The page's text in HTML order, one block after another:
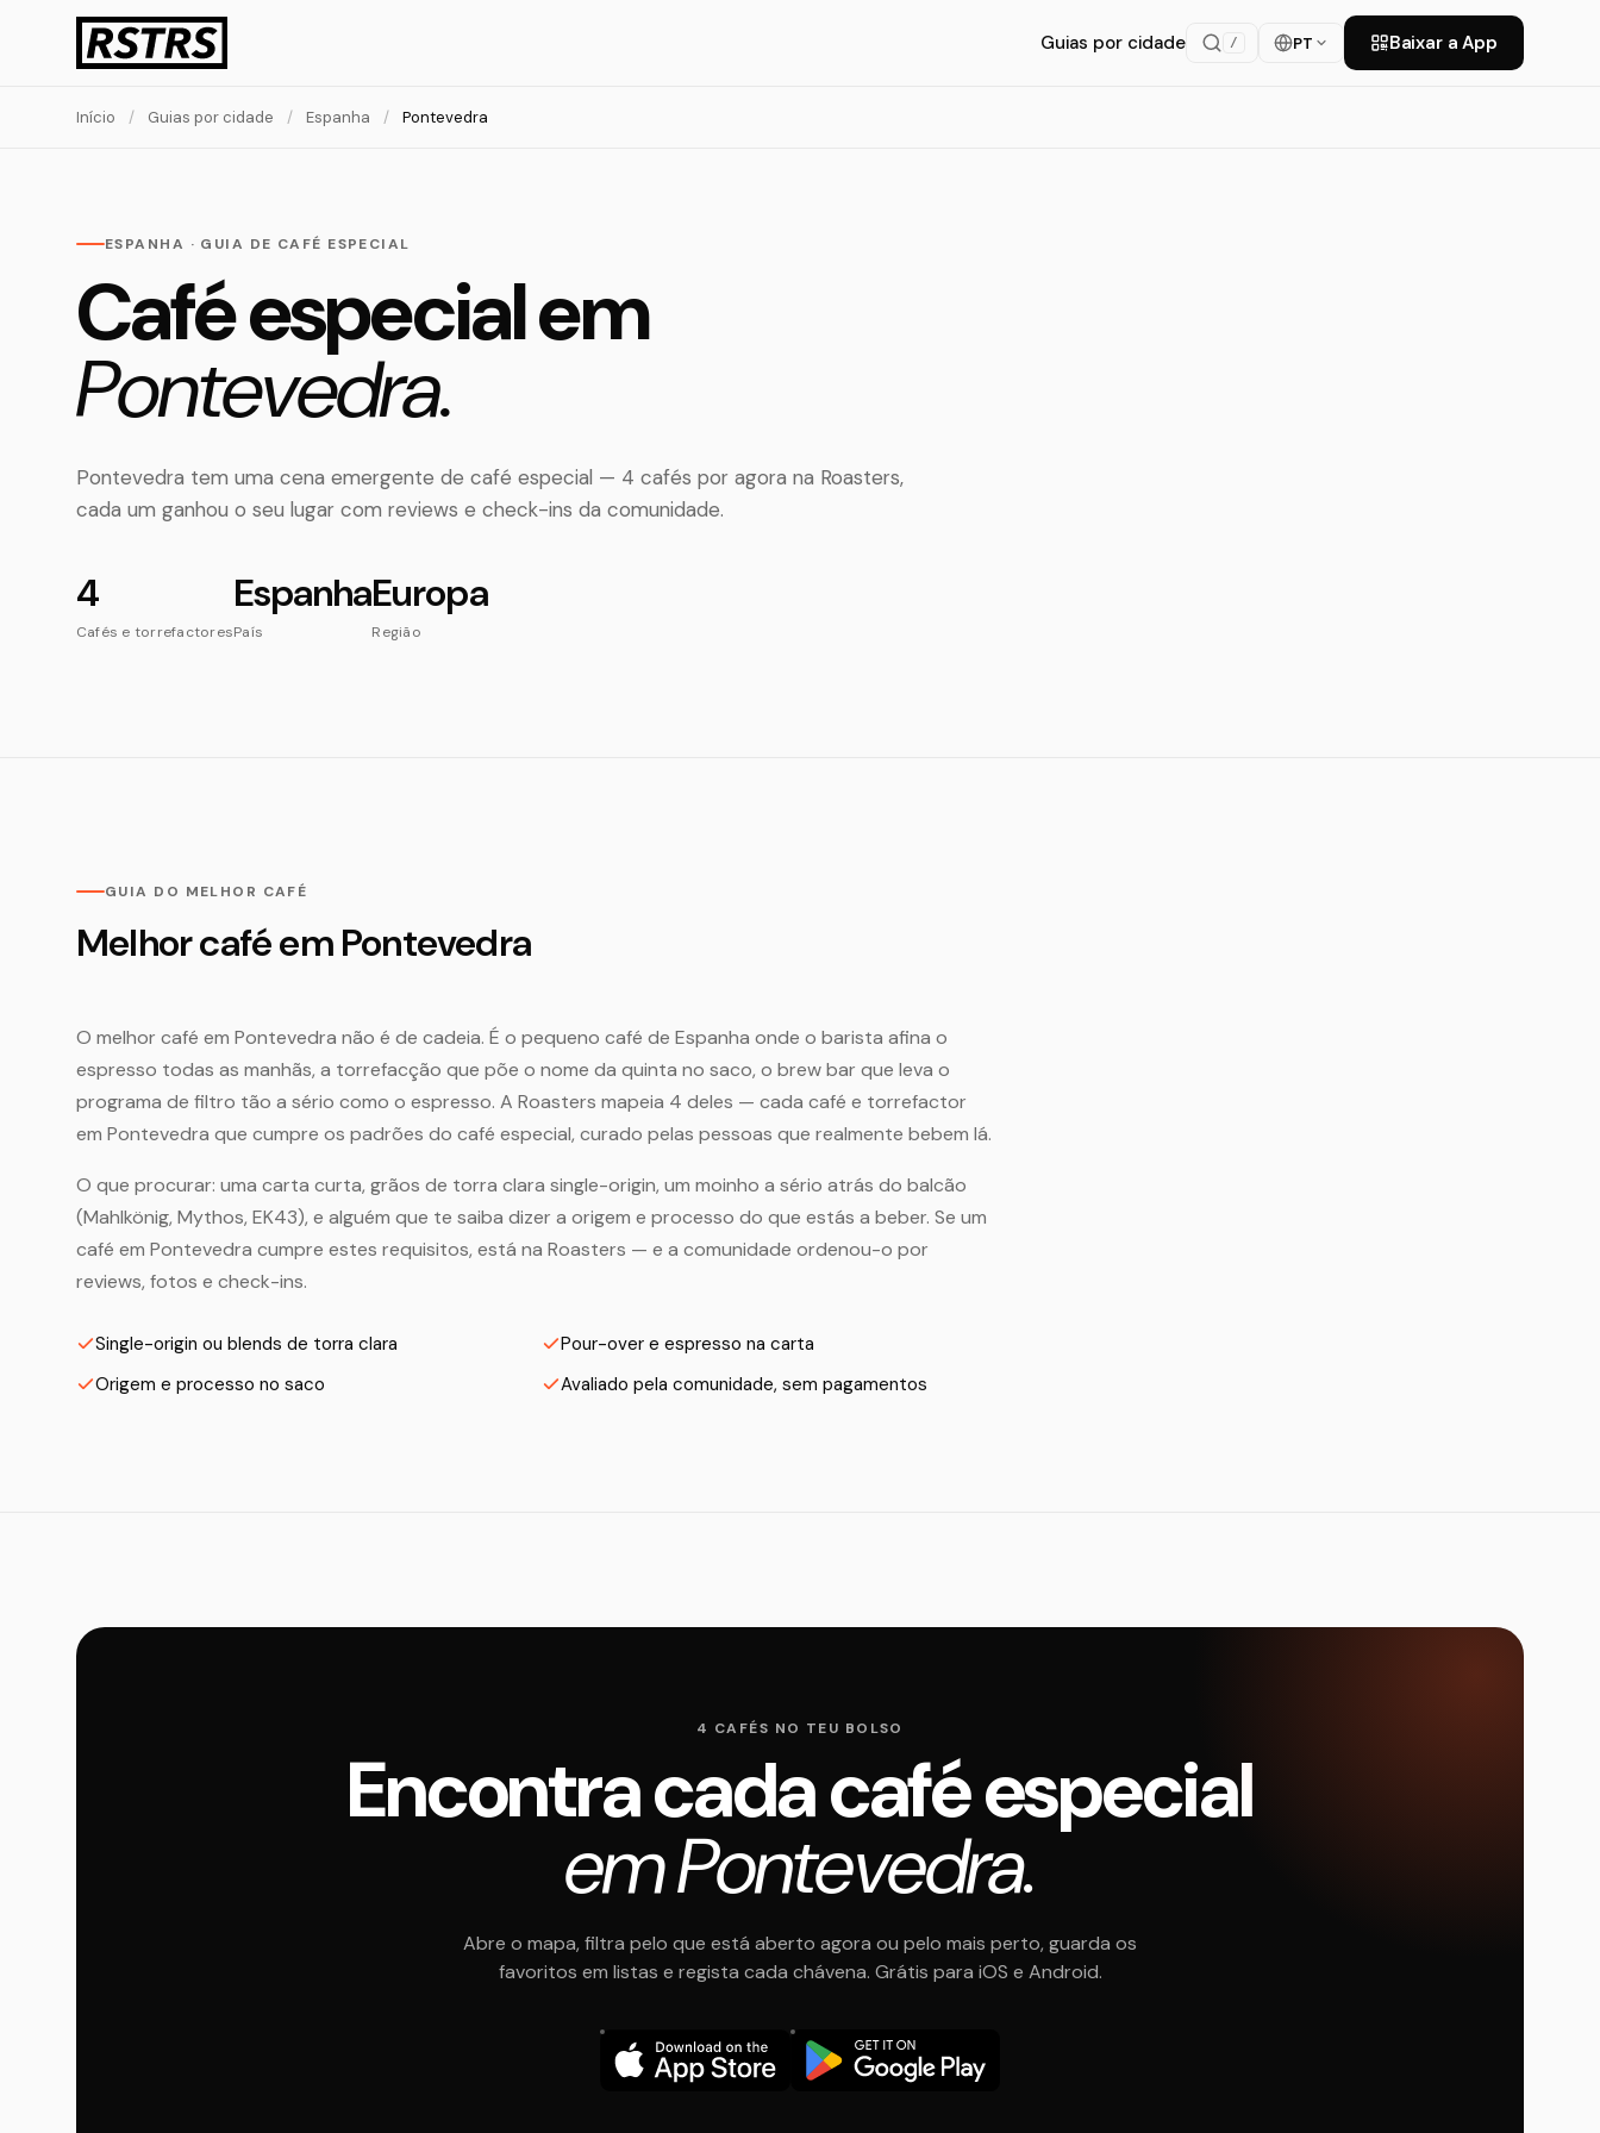
Guias por cidade / PT Baixar a App
Início / Guias por cidade / Espanha / Pontevedra
ESPANHA · GUIA DE CAFÉ ESPECIAL
Café especial em
Pontevedra.
Pontevedra tem uma cena emergente de café especial — 4 cafés por agora na Roasters,
cada um ganhou o seu lugar com reviews e check-ins da comunidade.
4
Cafés e torrefactores
Espanha
País
Europa
Região
GUIA DO MELHOR CAFÉ
Melhor café em Pontevedra
O melhor café em Pontevedra não é de cadeia. É o pequeno café de Espanha onde o barista afina o
espresso todas as manhãs, a torrefacção que põe o nome da quinta no saco, o brew bar que leva o
programa de filtro tão a sério como o espresso. A Roasters mapeia 4 deles — cada café e torrefactor
em Pontevedra que cumpre os padrões do café especial, curado pelas pessoas que realmente bebem lá.
O que procurar: uma carta curta, grãos de torra clara single-origin, um moinho a sério atrás do balcão
(Mahlkönig, Mythos, EK43), e alguém que te saiba dizer a origem e processo do que estás a beber. Se um
café em Pontevedra cumpre estes requisitos, está na Roasters — e a comunidade ordenou-o por
reviews, fotos e check-ins.
Single-origin ou blends de torra clara
Pour-over e espresso na carta
Origem e processo no saco
Avaliado pela comunidade, sem pagamentos
4 CAFÉS NO TEU BOLSO
Encontra cada café especial
em Pontevedra.
Abre o mapa, filtra pelo que está aberto agora ou pelo mais perto, guarda os
favoritos em listas e regista cada chávena. Grátis para iOS e Android.